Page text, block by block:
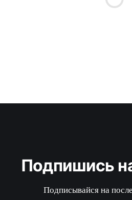
Подпишись
Подписывайся на